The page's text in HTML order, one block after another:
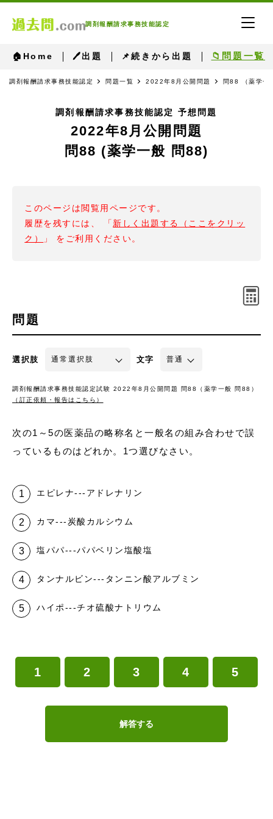
調剤報酬請求事務技能認定
🏠Home 🖊出題 📌続きから出題 📁問題一覧
調剤報酬請求事務技能認定 問題一覧 2022年8月公開問題 問88 （薬学一
調剤報酬請求事務技能認定 予想問題
2022年8月公開問題
問88 (薬学一般 問88)
このページは閲覧用ページです。
履歴を残すには、 「 新しく出題する（ここをクリッ
ク）
」 をご利用ください。
問題
選択肢 文字
調剤報酬請求事務技能認定試験 2022年8月公開問題 問88（薬学一般 問88）
（訂正依頼・報告はこちら）
次の1～5の医薬品の略称名と一般名の組み合わせで誤
っているものはどれか。1つ選びなさい。
エピレナ---アドレナリン
カマ---炭酸カルシウム
塩パパ---パパベリン塩酸塩
タンナルビン---タンニン酸アルブミン
ハイポ---チオ硫酸ナトリウム
1 2 3 4 5
解答する